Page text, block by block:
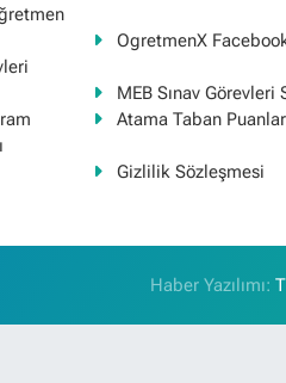
OgretmenX
MEB Sınav Görevleri
Atama Taban
Gizlilik Sözleşmesi
Haber Yazılımı: